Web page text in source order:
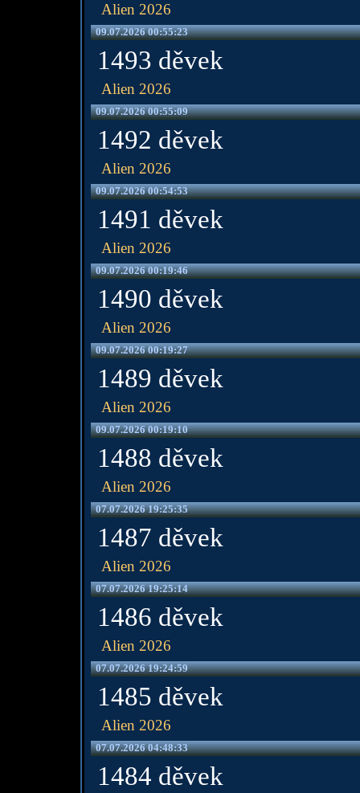
Alien 2026
09.07.2026 00:55:23
1493 děvek
Alien 2026
09.07.2026 00:55:09
1492 děvek
Alien 2026
09.07.2026 00:54:53
1491 děvek
Alien 2026
09.07.2026 00:19:46
1490 děvek
Alien 2026
09.07.2026 00:19:27
1489 děvek
Alien 2026
09.07.2026 00:19:10
1488 děvek
Alien 2026
07.07.2026 19:25:35
1487 děvek
Alien 2026
07.07.2026 19:25:14
1486 děvek
Alien 2026
07.07.2026 19:24:59
1485 děvek
Alien 2026
07.07.2026 04:48:33
1484 děvek